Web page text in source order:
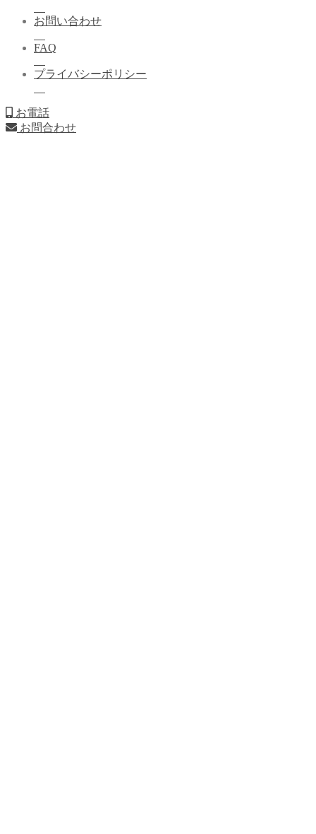
お問い合わせ
FAQ
プライバシーポリシー
お電話
お問合わせ